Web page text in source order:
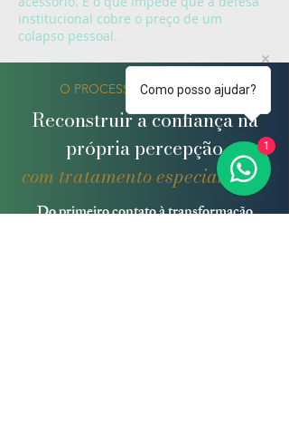
institucional cobre o preço de um
colapso pessoal.
O PROCESSO TERAPÊUTICO
Reconstruir a confiança na
própria percepção
com tratamento especializado
Do primeiro contato à transformação
Como posso ajudar?
1